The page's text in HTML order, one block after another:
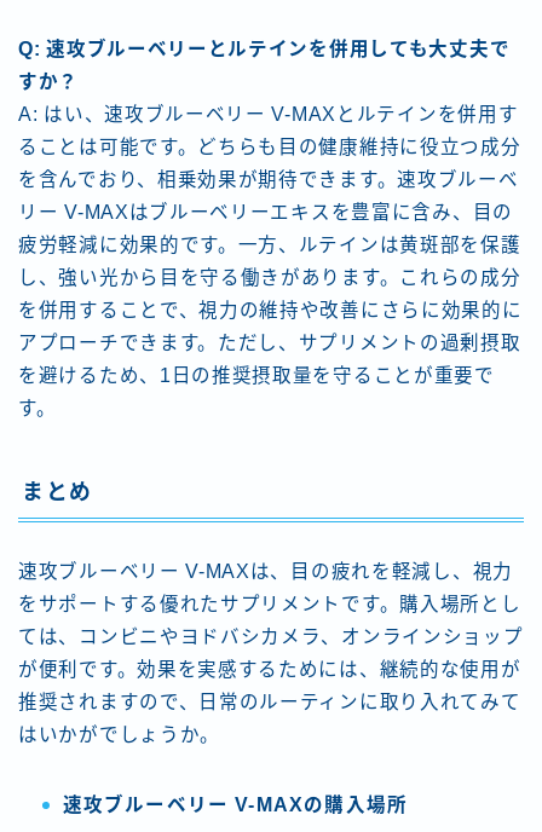
Q: 速攻ブルーベリーとルテインを併用しても大丈夫で
すか？
A: はい、速攻ブルーベリー V-MAXとルテインを併用す
ることは可能です。どちらも目の健康維持に役立つ成分
を含んでおり、相乗効果が期待できます。速攻ブルーベ
リー V-MAXはブルーベリーエキスを豊富に含み、目の
疲労軽減に効果的です。一方、ルテインは黄斑部を保護
し、強い光から目を守る働きがあります。これらの成分
を併用することで、視力の維持や改善にさらに効果的に
アプローチできます。ただし、サプリメントの過剰摂取
を避けるため、1日の推奨摂取量を守ることが重要で
す。
まとめ
速攻ブルーベリー V-MAXは、目の疲れを軽減し、視力
をサポートする優れたサプリメントです。購入場所とし
ては、コンビニやヨドバシカメラ、オンラインショップ
が便利です。効果を実感するためには、継続的な使用が
推奨されますので、日常のルーティンに取り入れてみて
はいかがでしょうか。
速攻ブルーベリー V-MAXの購入場所